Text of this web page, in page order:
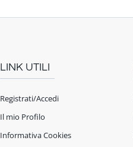
LINK UTILI
Registrati/Accedi
Il mio Profilo
Informativa Cookies